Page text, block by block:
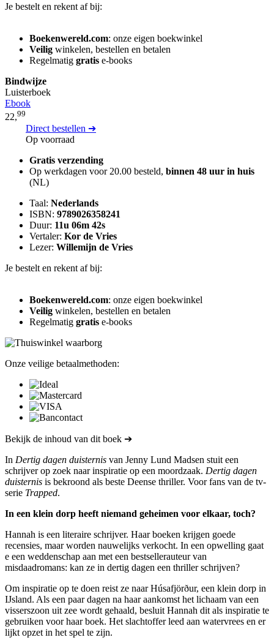
Je bestelt en rekent af bij:
Boekenwereld.com: onze eigen boekwinkel
Veilig winkelen, bestellen en betalen
Regelmatig gratis e-books
Bindwijze
Luisterboek
Ebook
22,99
Direct bestellen ➔
Op voorraad
Gratis verzending
Op werkdagen voor 20.00 besteld, binnen 48 uur in huis
(NL)
Taal: Nederlands
ISBN: 9789026358241
Duur: 11u 06m 42s
Vertaler: Kor de Vries
Lezer: Willemijn de Vries
Je bestelt en rekent af bij:
Boekenwereld.com: onze eigen boekwinkel
Veilig winkelen, bestellen en betalen
Regelmatig gratis e-books
Onze veilige betaalmethoden:
Bekijk de inhoud van dit boek ➔
In Dertig dagen duisternis van Jenny Lund Madsen stuit een
schrijver op zoek naar inspiratie op een moordzaak. Dertig dagen
duisternis is bekroond als beste Deense thriller. Voor fans van de tv-
serie Trapped.
In een klein dorp heeft niemand geheimen voor elkaar, toch?
Hannah is een literaire schrijver. Haar boeken krijgen goede
recensies, maar worden nauwelijks verkocht. In een opwelling gaat
e een weddenschap aan met een bestsellerauteur van
misdaadromans: kan ze in dertig dagen een thriller schrijven?
Om inspiratie op te doen reist ze naar Húsafjörður, een klein dorp in
IJsland. Als een paar dagen na haar aankomst het lichaam van een
visserszoon uit zee wordt gehaald, besluit Hannah dit als inspiratie te
gebruiken voor haar boek. Het slachtoffer leed aan watervrees en er
lijkt opzet in het spel te zijn.